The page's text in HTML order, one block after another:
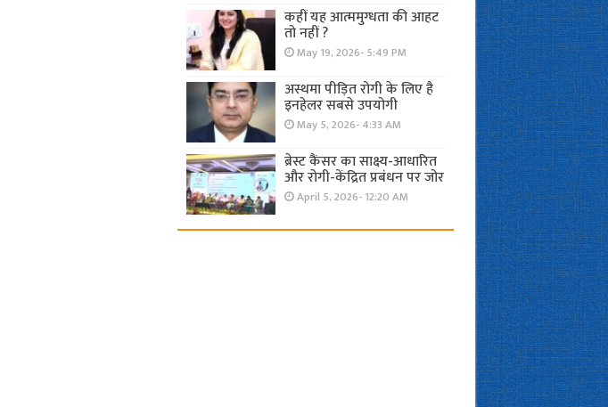
कहीं यह आत्ममुग्धता की आहट
तो नहीं ?
May 19, 2026- 5:49 PM
अस्थमा पीड़ित रोगी के लिए है
इनहेलर सबसे उपयोगी
May 5, 2026- 4:33 AM
ब्रेस्ट कैंसर का साक्ष्य-आधारित
और रोगी-केंद्रित प्रबंधन पर जोर
April 5, 2026- 12:20 AM